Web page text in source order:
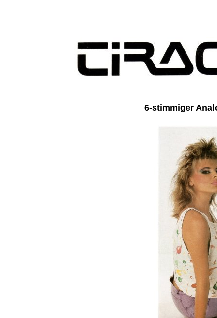
6-stimmiger